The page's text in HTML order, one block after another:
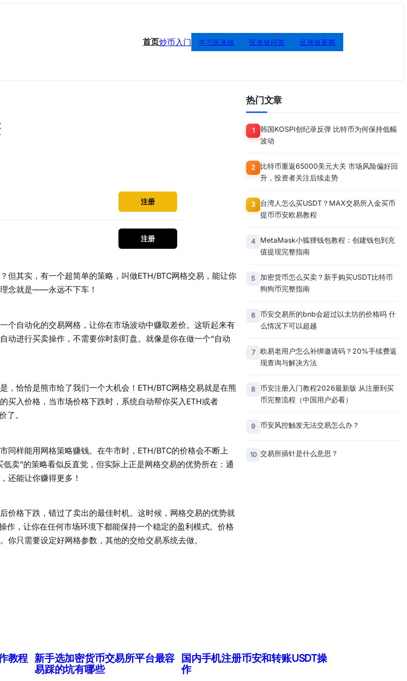
首页炒币入门 学习区块链 区块链问答 区块链新闻
注册
注册
但其实，有一个超简单的策略，叫做ETH/BTC网格交易，能让你
念就是——永远不下车！
个自动化的交易网格，让你在市场波动中赚取差价。这听起来有
动进行买卖操作，不需要你时刻盯盘。就像是你在做一个“自动
，恰恰是熊市给了我们一个大机会！ETH/BTC网格交易就是在熊
买入价格，当市场价格下跌时，系统自动帮你买入ETH或者
了。
同样能用网格策略赚钱。在牛市时，ETH/BTC的价格会不断上
卖”的策略看似反直觉，但实际上正是网格交易的优势所在：通
还能让你赚得更多！
价格下跌，错过了卖出的最佳时机。这时候，网格交易的优势就
作，让你在任何市场环境下都能保持一个稳定的盈利模式。价格
只需要设定好网格参数，其他的交给交易系统去做。
热门文章
1
韩国KOSPI创纪录反弹 比特币为何保持低幅
波动
2
比特币重返65000美元大关 市场风险偏好回
升，投资者关注后续走势
3
台湾人怎么买USDT？MAX交易所入金买币
提币币安欧易教程
4
MetaMask小狐狸钱包教程：创建钱包到充
值提现完整指南
5
加密货币怎么买卖？新手购买USDT比特币
狗狗币完整指南
6
币安交易所的bnb会超过以太坊的价格吗 什
么情况下可以超越
7
欧易老用户怎么补绑邀请码？20%手续费返
现查询与解决方法
8
币安注册入门教程2026最新版 从注册到买
币完整流程（中国用户必看）
9 币安风控触发无法交易怎么办？
10 交易所插针是什么意思？
教程 新手选加密货币交易所平台最容
易踩的坑有哪些
国内手机注册币安和转账USDT操
作